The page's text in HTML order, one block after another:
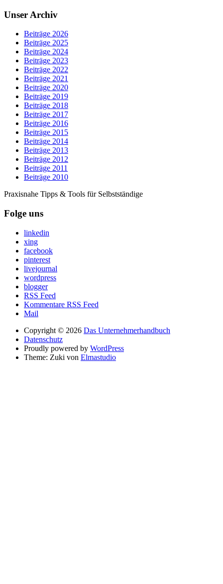
Unser Archiv
Beiträge 2026
Beiträge 2025
Beiträge 2024
Beiträge 2023
Beiträge 2022
Beiträge 2021
Beiträge 2020
Beiträge 2019
Beiträge 2018
Beiträge 2017
Beiträge 2016
Beiträge 2015
Beiträge 2014
Beiträge 2013
Beiträge 2012
Beiträge 2011
Beiträge 2010
Praxisnahe Tipps & Tools für Selbstständige
Folge uns
linkedin
xing
facebook
pinterest
livejournal
wordpress
blogger
RSS Feed
Kommentare RSS Feed
Mail
Copyright © 2026 Das Unternehmerhandbuch
Datenschutz
Proudly powered by WordPress
Theme: Zuki von Elmastudio